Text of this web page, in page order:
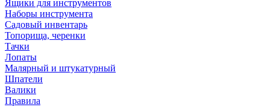
Ящики для инструментов
Наборы инструмента
Садовый инвентарь
Топорища, черенки
Тачки
Лопаты
Малярный и штукатурный
Шпатели
Валики
Правила